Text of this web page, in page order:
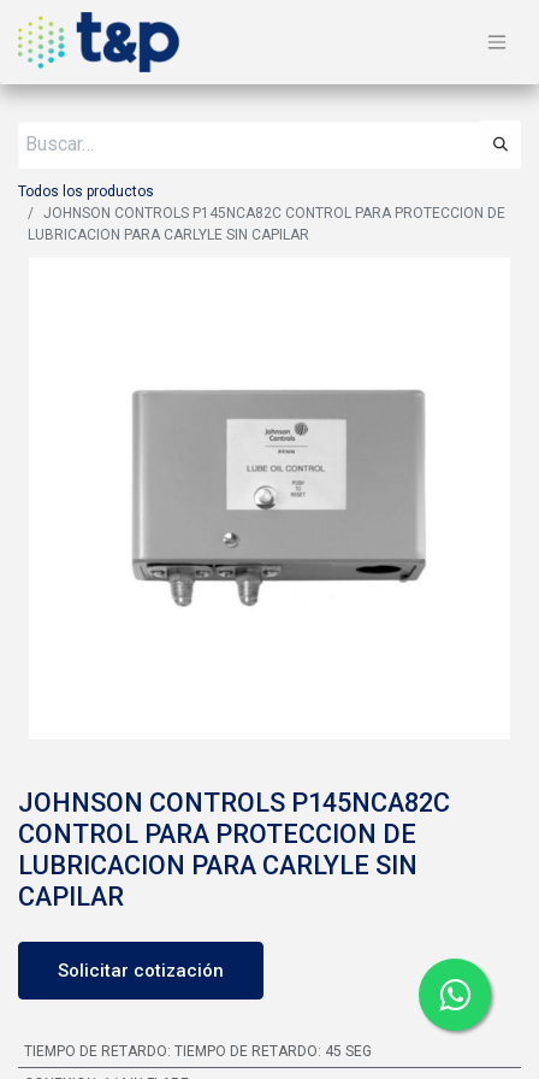
Todos los productos
JOHNSON CONTROLS P145NCA82C CONTROL PARA PROTECCION DE
LUBRICACION PARA CARLYLE SIN CAPILAR
JOHNSON CONTROLS P145NCA82C
CONTROL PARA PROTECCION DE
LUBRICACION PARA CARLYLE SIN
CAPILAR
Solicitar cotización
TIEMPO DE RETARDO: TIEMPO DE RETARDO: 45 SEG